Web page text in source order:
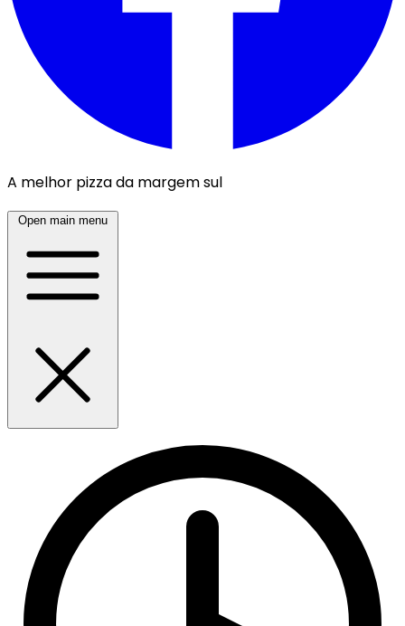
A melhor pizza da margem sul
Open main menu